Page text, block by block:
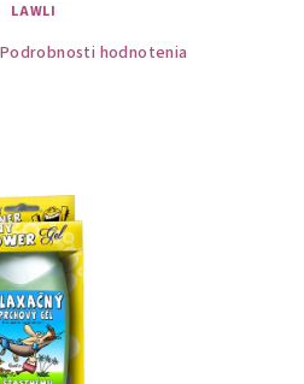
LAWLI
Podrobnosti hodnotenia